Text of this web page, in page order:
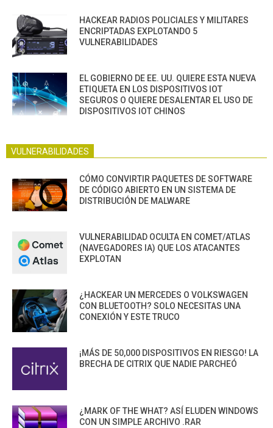
HACKEAR RADIOS POLICIALES Y MILITARES
ENCRIPTADAS EXPLOTANDO 5
VULNERABILIDADES
EL GOBIERNO DE EE. UU. QUIERE ESTA NUEVA
ETIQUETA EN LOS DISPOSITIVOS IOT
SEGUROS O QUIERE DESALENTAR EL USO DE
DISPOSITIVOS IOT CHINOS
VULNERABILIDADES
CÓMO CONVIRTIR PAQUETES DE SOFTWARE
DE CÓDIGO ABIERTO EN UN SISTEMA DE
DISTRIBUCIÓN DE MALWARE
VULNERABILIDAD OCULTA EN COMET/ATLAS
(NAVEGADORES IA) QUE LOS ATACANTES
EXPLOTAN
¿HACKEAR UN MERCEDES O VOLKSWAGEN
CON BLUETOOTH? SOLO NECESITAS UNA
CONEXIÓN Y ESTE TRUCO
¡MÁS DE 50,000 DISPOSITIVOS EN RIESGO! LA
BRECHA DE CITRIX QUE NADIE PARCHEÓ
¿MARK OF THE WHAT? ASÍ ELUDEN WINDOWS
CON UN SIMPLE ARCHIVO .RAR